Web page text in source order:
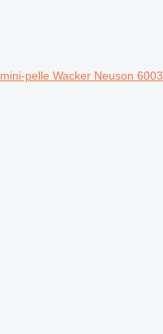
mini-pelle Wacker Neuson 6003